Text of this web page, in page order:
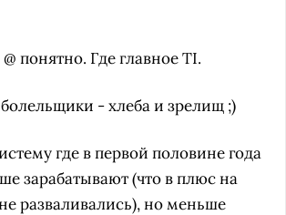
понятно. Где главное TI.
- хлеба и зрелищ ;)
где в первой половине года
зарабатывают (что в плюс на
разваливались), но меньше